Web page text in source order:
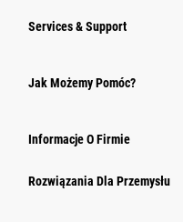
Services & Support
Jak Możemy Pomóc?
Informacje O Firmie
Rozwiązania Dla Przemysłu